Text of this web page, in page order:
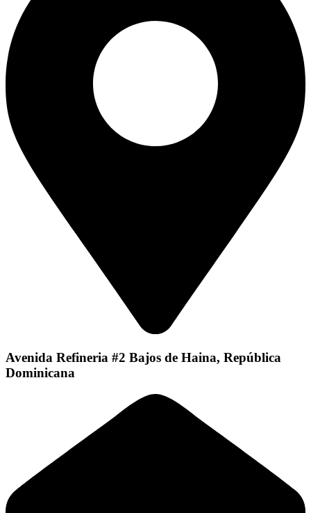
Avenida Refineria #2 Bajos de Haina, República
Dominicana